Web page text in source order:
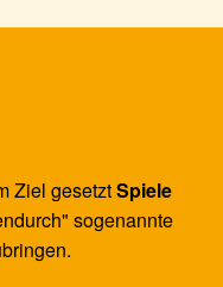
Ziel gesetztSpiele
sogenannte